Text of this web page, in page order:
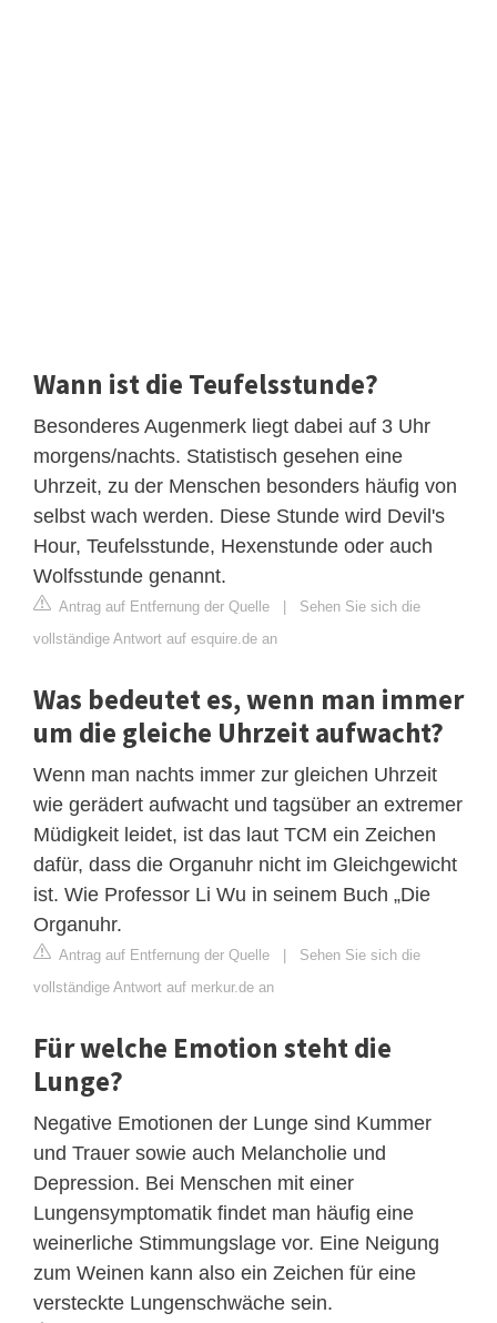
Wann ist die Teufelsstunde?
Besonderes Augenmerk liegt dabei auf 3 Uhr
morgens/nachts. Statistisch gesehen eine
Uhrzeit, zu der Menschen besonders häufig von
selbst wach werden. Diese Stunde wird Devil's
Hour, Teufelsstunde, Hexenstunde oder auch
Wolfsstunde genannt.
Antrag auf Entfernung der Quelle | Sehen Sie sich die
vollständige Antwort auf esquire.de an
Was bedeutet es, wenn man immer
um die gleiche Uhrzeit aufwacht?
Wenn man nachts immer zur gleichen Uhrzeit
wie gerädert aufwacht und tagsüber an extremer
Müdigkeit leidet, ist das laut TCM ein Zeichen
dafür, dass die Organuhr nicht im Gleichgewicht
ist. Wie Professor Li Wu in seinem Buch „Die
Organuhr.
Antrag auf Entfernung der Quelle | Sehen Sie sich die
vollständige Antwort auf merkur.de an
Für welche Emotion steht die
Lunge?
Negative Emotionen der Lunge sind Kummer
und Trauer sowie auch Melancholie und
Depression. Bei Menschen mit einer
Lungensymptomatik findet man häufig eine
weinerliche Stimmungslage vor. Eine Neigung
zum Weinen kann also ein Zeichen für eine
versteckte Lungenschwäche sein.